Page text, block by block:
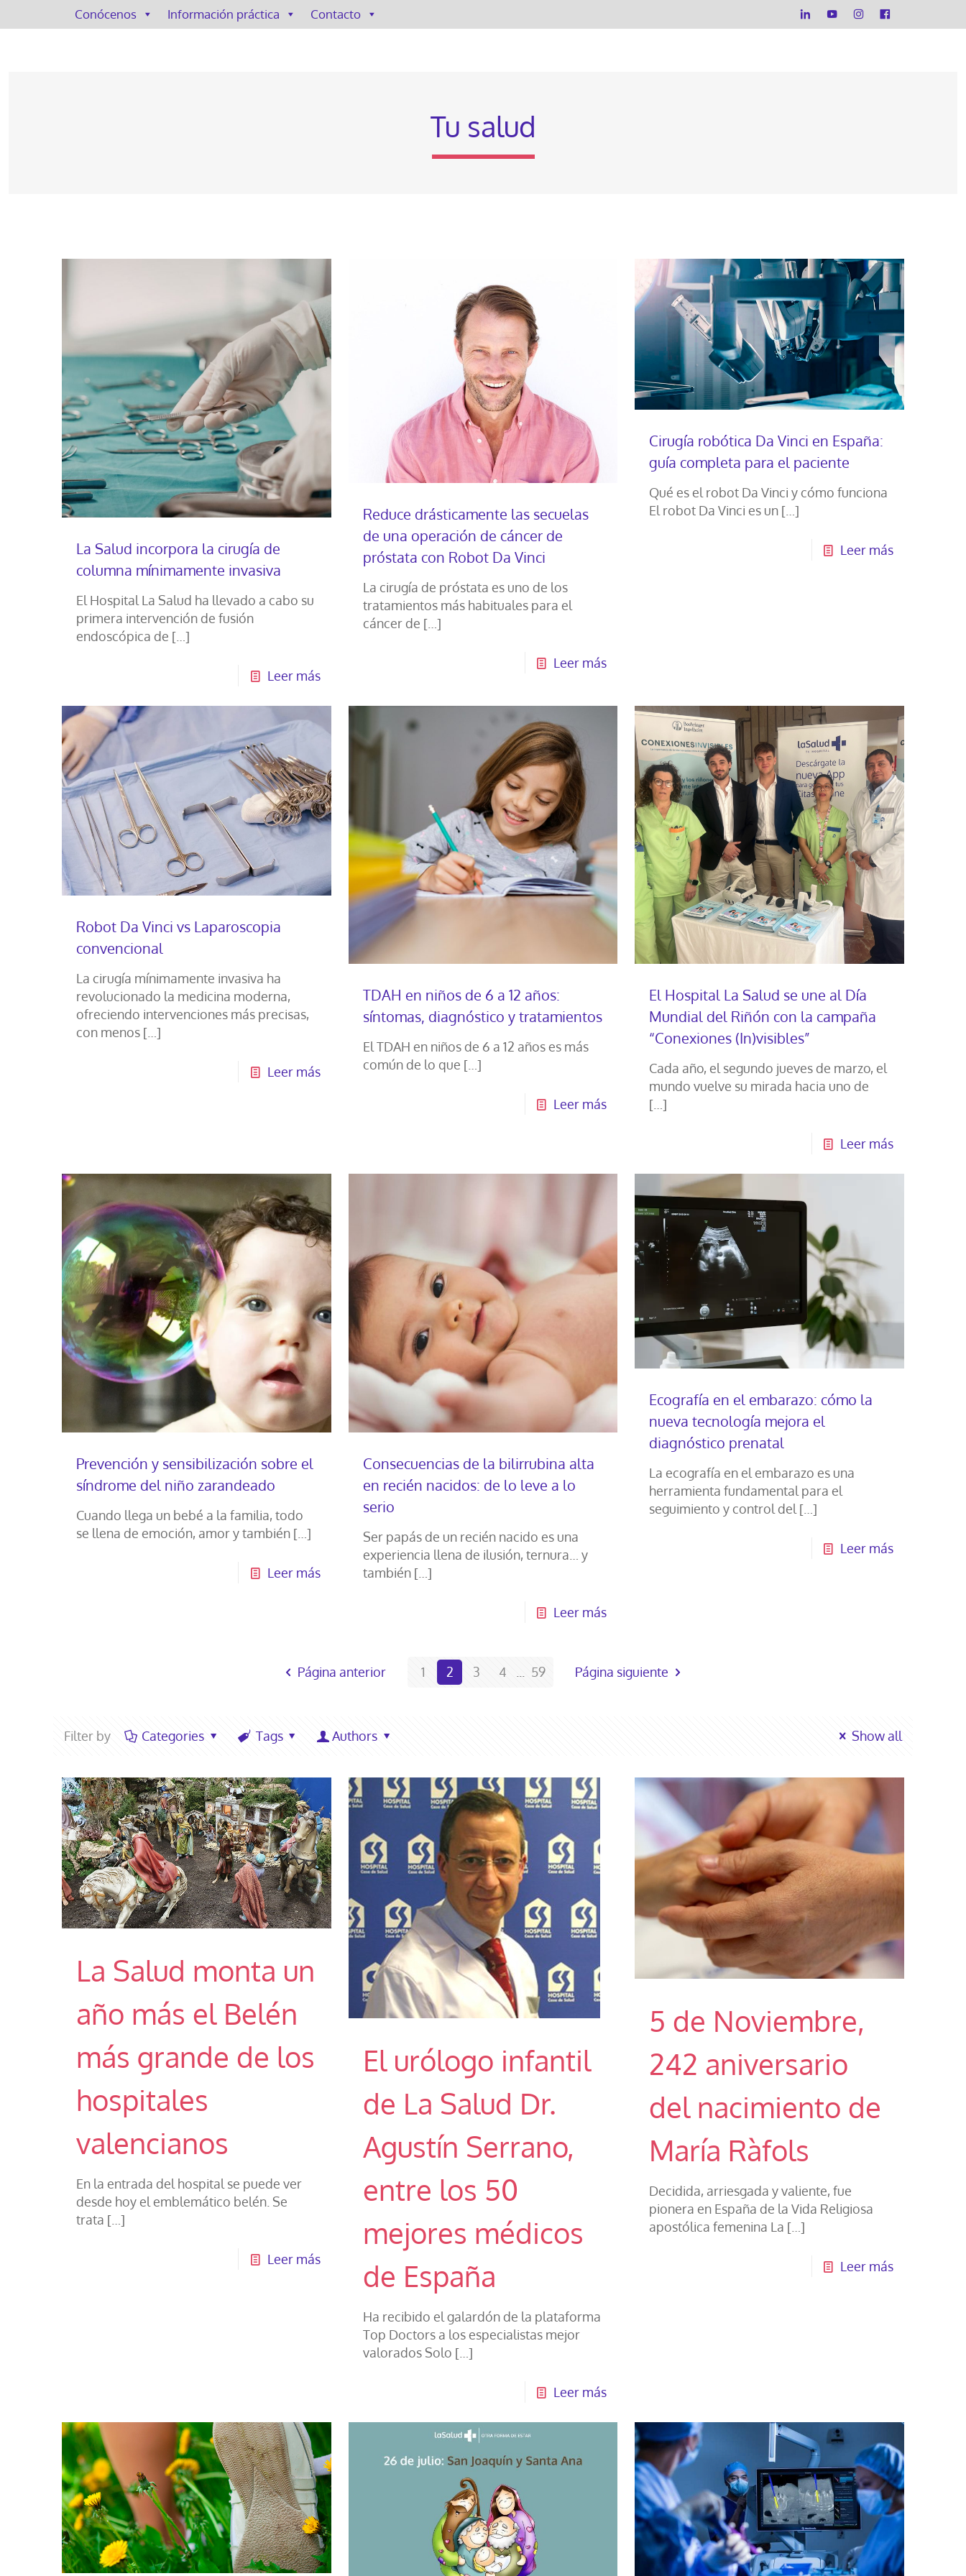
Conócenos Información práctica Contacto
Tu salud
La Salud incorpora la cirugía de
columna mínimamente invasiva
El Hospital La Salud ha llevado a cabo su
primera intervención de fusión
endoscópica de […]
Leer más
Reduce drásticamente las secuelas
de una operación de cáncer de
próstata con Robot Da Vinci
La cirugía de próstata es uno de los
tratamientos más habituales para el
cáncer de […]
Leer más
Cirugía robótica Da Vinci en España:
guía completa para el paciente
Qué es el robot Da Vinci y cómo funciona
El robot Da Vinci es un […]
Leer más
Robot Da Vinci vs Laparoscopia
convencional
La cirugía mínimamente invasiva ha
revolucionado la medicina moderna,
ofreciendo intervenciones más precisas,
con menos[…]
Leer más
TDAH en niños de 6 a 12 años:
síntomas, diagnóstico y tratamientos
El TDAH en niños de 6 a 12 años es más
común de lo que […]
Leer más
El Hospital La Salud se une al Día
Mundial del Riñón con la campaña
“Conexiones (In)visibles”
Cada año, el segundo jueves de marzo, el
mundo vuelve su mirada hacia uno de
[…]
Leer más
Prevención y sensibilización sobre el
síndrome del niño zarandeado
Cuando llega un bebé a la familia, todo
se llena de emoción, amor y también[…]
Leer más
Consecuencias de la bilirrubina alta
en recién nacidos: de lo leve a lo
serio
Ser papás de un recién nacido es una
experiencia llena de ilusión, ternura… y
también[…]
Leer más
Ecografía en el embarazo: cómo la
nueva tecnología mejora el
diagnóstico prenatal
La ecografía en el embarazo es una
herramienta fundamental para el
seguimiento y control del […]
Leer más
Página anterior 1 2 3 4 59 Página siguiente
Filter by Categories Tags Authors Show all
La Salud monta un
año más el Belén
más grande de los
hospitales
valencianos
En la entrada del hospital se puede ver
desde hoy el emblemático belén. Se
trata […]
Leer más
El urólogo infantil
de La Salud Dr.
Agustín Serrano,
entre los 50
mejores médicos
de España
Ha recibido el galardón de la plataforma
Top Doctors a los especialistas mejor
valorados Solo […]
Leer más
5 de Noviembre,
242 aniversario
del nacimiento de
María Ràfols
Decidida, arriesgada y valiente, fue
pionera en España de la Vida Religiosa
apostólica femenina La […]
Leer más